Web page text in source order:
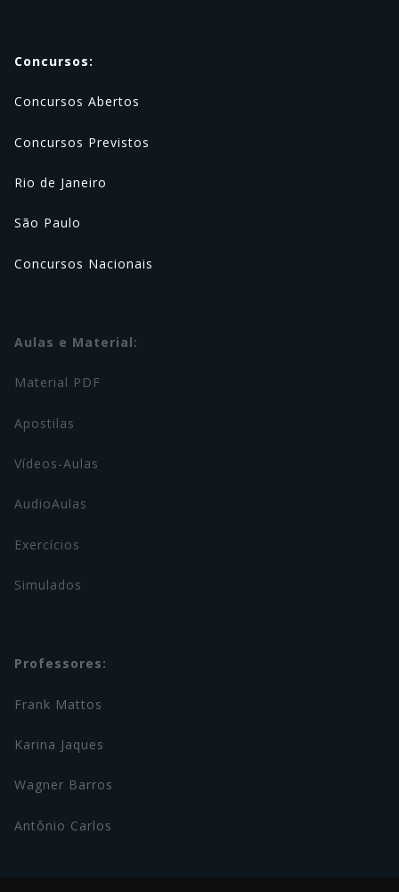
Concursos:
Concursos Abertos
Concursos Previstos
Rio de Janeiro
São Paulo
Concursos Nacionais
Aulas e Material:
Material PDF
Apostilas
Vídeos-Aulas
AudioAulas
Exercícios
Simulados
Professores:
Frank Mattos
Karina Jaques
Wagner Barros
Antônio Carlos